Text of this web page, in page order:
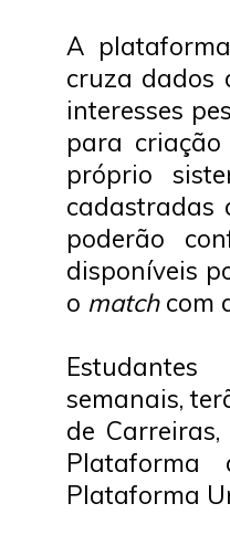
A
cruza dados
interesses
para
próprio
cadastradas
poderão
disponíveis
o matchcom
semanais,
de
Plataforma